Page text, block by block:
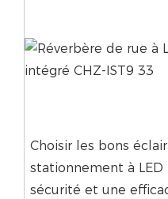
Choisir les bons
stationnement à LED
sécurité et une